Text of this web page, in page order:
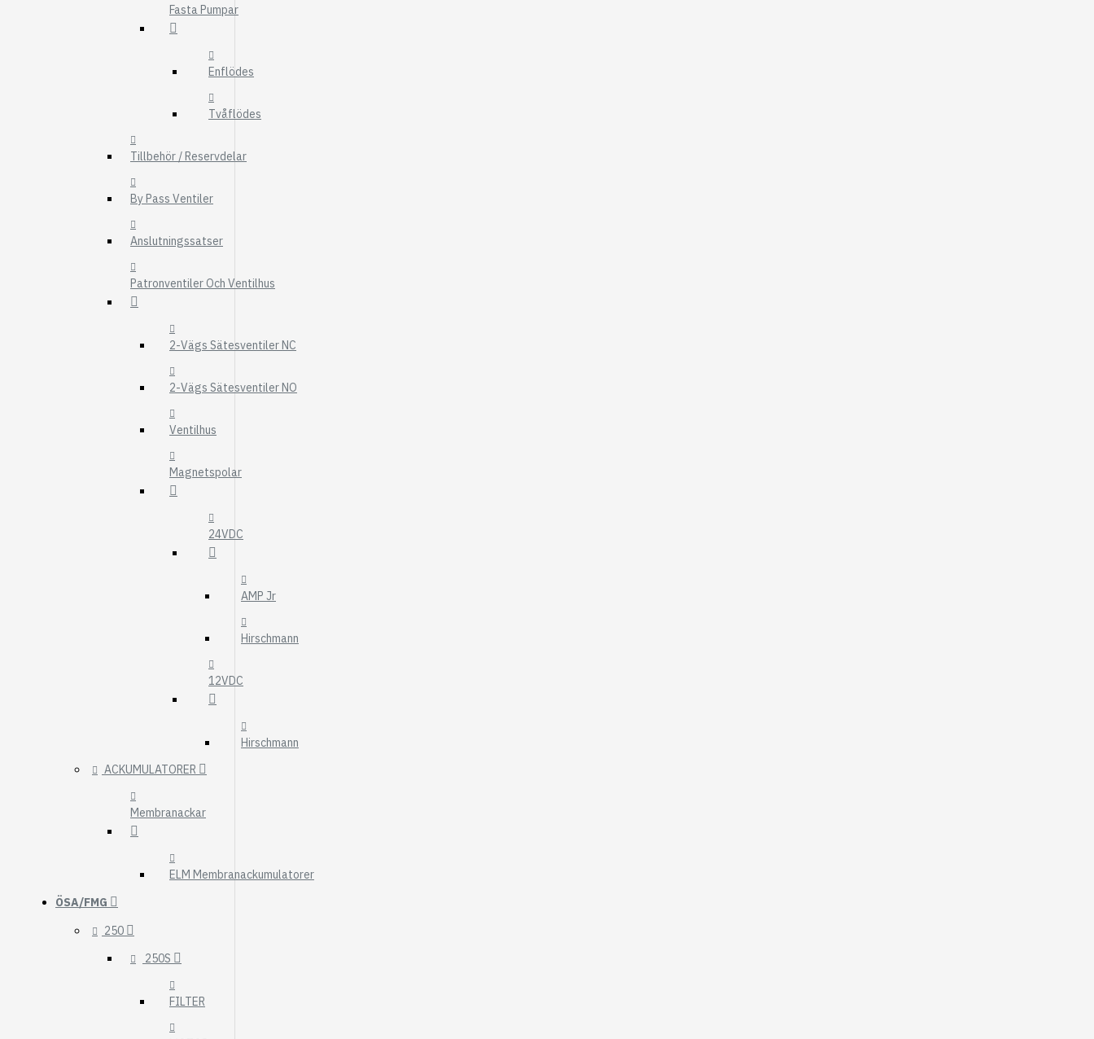
FILTER
BRÄNSLEFILTER
HYDRAULFILTER
Fasta Pumpar
Enflödes
Tvåflödes
Tillbehör / Reservdelar
By Pass Ventiler
Anslutningssatser
Patronventiler Och Ventilhus
2-Vägs Sätesventiler NC
2-Vägs Sätesventiler NO
Ventilhus
Magnetspolar
24VDC
AMP Jr
Hirschmann
12VDC
Hirschmann
ACKUMULATORER
Membranackar
ELM Membranackumulatorer
ÖSA/FMG
250
250S
FILTER